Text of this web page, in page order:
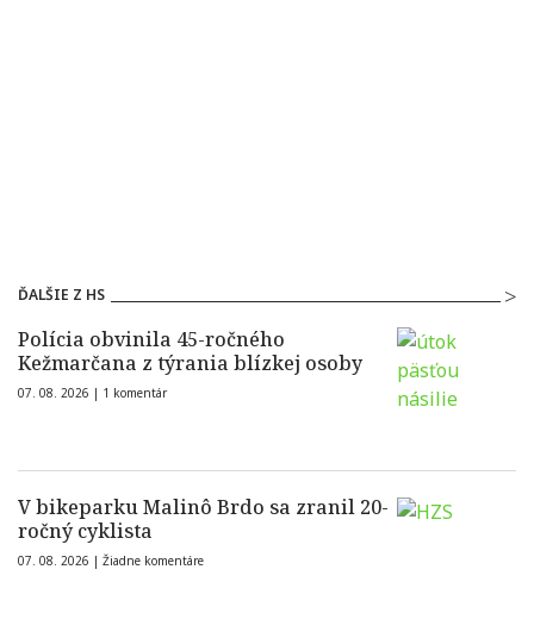
ĎALŠIE Z HS
Polícia obvinila 45-ročného
Kežmarčana z týrania blízkej osoby
07. 08. 2026 | 1 komentár
V bikeparku Malinô Brdo sa zranil 20-
ročný cyklista
07. 08. 2026 | Žiadne komentáre